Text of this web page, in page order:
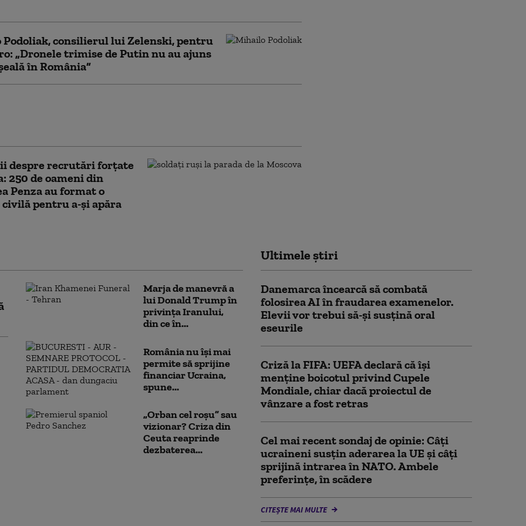
consilierul lui Zelenski, pentru
„Dronele trimise de Putin nu au ajuns
în România”
despre recrutări forțate
250 de oameni din
Penza au format o
pentru a-și apăra
Marja de manevră a
lui Donald Trump în
privința Iranului,
din ce în...
România nu își mai
permite să sprijine
financiar Ucraina,
spune...
„Orban cel roșu” sau
vizionar? Criza din
Ceuta reaprinde
dezbaterea...
Ultimele știri
Danemarca încearcă să combată
folosirea AI în fraudarea examenelor.
Elevii vor trebui să-şi susţină oral
eseurile
Criză la FIFA: UEFA declară că îşi
menţine boicotul privind Cupele
Mondiale, chiar dacă proiectul de
vânzare a fost retras
Cel mai recent sondaj de opinie: Câți
ucraineni susțin aderarea la UE și câți
sprijină intrarea în NATO. Ambele
preferințe, în scădere
CITEȘTE MAI MULTE